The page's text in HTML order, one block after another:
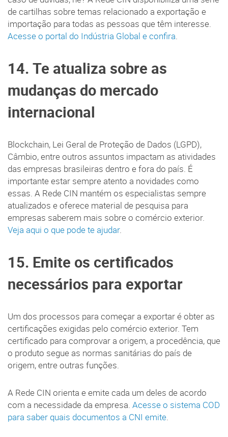
de cartilhas sobre temas relacionado a exportação e
importação para todas as pessoas que têm interesse.
Acesse o portal do Indústria Global e confira.
14. Te atualiza sobre as
mudanças do mercado
internacional
Blockchain, Lei Geral de Proteção de Dados (LGPD),
Câmbio, entre outros assuntos impactam as atividades
das empresas brasileiras dentro e fora do país. É
importante estar sempre atento a novidades como
essas. A Rede CIN mantém os especialistas sempre
atualizados e oferece material de pesquisa para
empresas saberem mais sobre o comércio exterior.
Veja aqui o que pode te ajudar.
15. Emite os certificados
necessários para exportar
Um dos processos para começar a exportar é obter as
certificações exigidas pelo comércio exterior. Tem
certificado para comprovar a origem, a procedência, que
o produto segue as normas sanitárias do país de
origem, entre outras funções.
A Rede CIN orienta e emite cada um deles de acordo
com a necessidade da empresa. Acesse o sistema COD
para saber quais documentos a CNI emite.